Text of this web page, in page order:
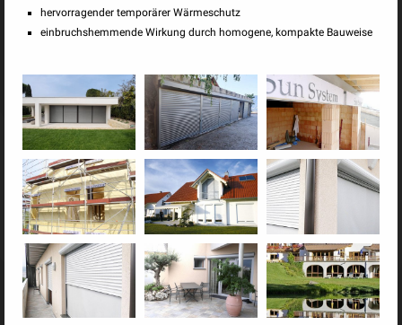
hervorragender temporärer Wärmeschutz
einbruchshemmende Wirkung durch homogene, kompakte Bauweise
Rollläden